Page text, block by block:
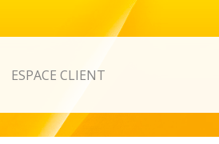
ESPACE CLIENT